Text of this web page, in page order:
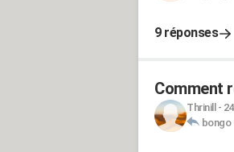
9 réponses
Comment
Thrinill -
bongo